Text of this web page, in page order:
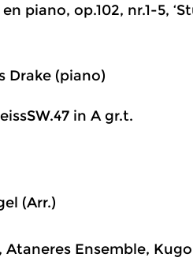
piano, op.102, nr.1-5,
Drake (piano)
in A gr.t.
(Arr.)
Ensemble,